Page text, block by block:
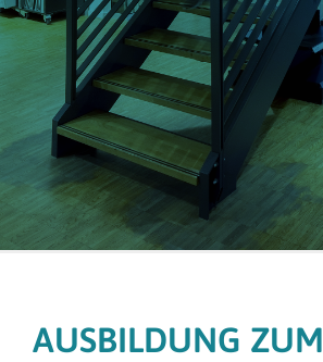
AUSBILDUNG ZUM